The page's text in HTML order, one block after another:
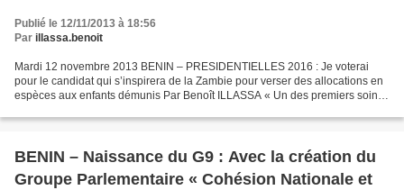
Publié le 12/11/2013 à 18:56
Par illassa.benoit
Mardi 12 novembre 2013 BENIN – PRESIDENTIELLES 2016 : Je voterai
pour le candidat qui s’inspirera de la Zambie pour verser des allocations en
espèces aux enfants démunis Par Benoît ILLASSA « Un des premiers soins
BENIN – Naissance du G9 : Avec la création du
Groupe Parlementaire « Cohésion Nationale et